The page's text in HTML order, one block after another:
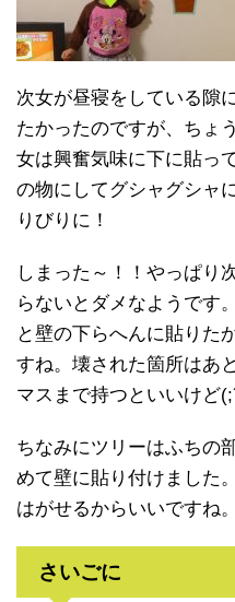
次女が昼寝をしている隙
たかったのですが、ちょ
女は興奮気味に下に貼っ
の物にしてグシャグシャ
りびりに！
しまった～！！やっぱり
らないとダメなようです
と壁の下らへんに貼りた
すね。壊された箇所はあ
マスまで持つといいけど
ちなみにツリーはふちの
めて壁に貼り付けました
はがせるからいいですね。
さいごに